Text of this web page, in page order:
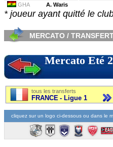
GHA
A. Waris
* joueur ayant quitté le
MERCATO /
Mercato Eté
tous les transferts
FRANCE - Ligue 1
cliquez sur un logo ci-dessous ou dans le